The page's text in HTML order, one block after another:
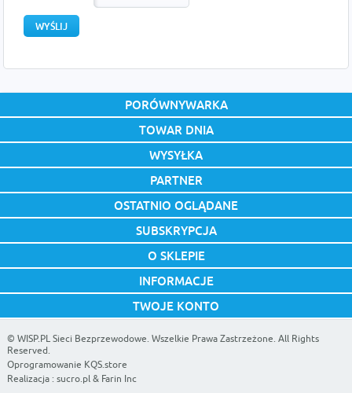
PORÓWNYWARKA
TOWAR DNIA
WYSYŁKA
PARTNER
OSTATNIO OGLĄDANE
SUBSKRYPCJA
O SKLEPIE
INFORMACJE
TWOJE KONTO
© WISP.PL Sieci Bezprzewodowe. Wszelkie Prawa Zastrzeżone. All Rights
Reserved.
Oprogramowanie KQS.store
Realizacja : sucro.pl& Farin Inc